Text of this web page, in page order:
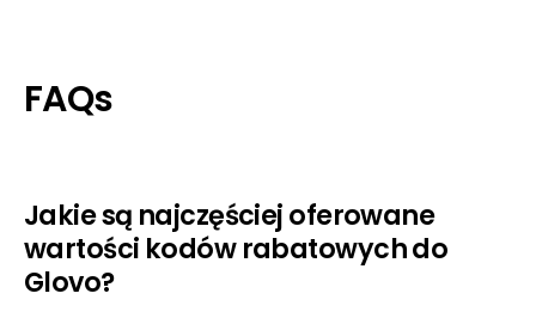
FAQs
Jakie są najczęściej oferowane
wartości kodów rabatowych do
Glovo?